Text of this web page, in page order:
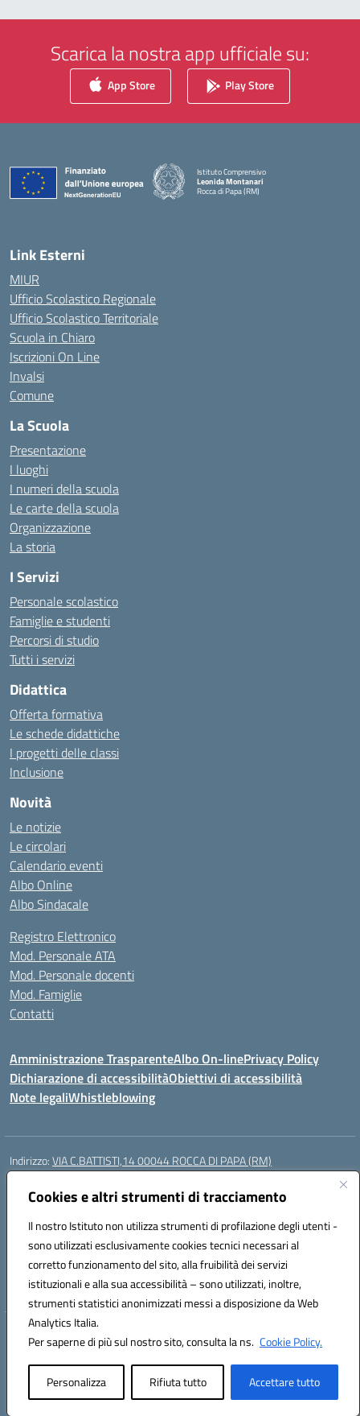
Cookies e altri strumenti di tracciamento
Il nostro Istituto non utilizza strumenti di profilazione degli utenti -
sono utilizzati esclusivamente cookies tecnici necessari al
corretto funzionamento del sito, alla fruibilità dei servizi
istituzionali e alla sua accessibilità – sono utilizzati, inoltre,
strumenti statistici anonimizzati messi a disposizione da Web
Analytics Italia.
Per saperne di più sul nostro sito, consulta la ns. Cookie Policy.
Personalizza Rifiuta tutto Accettare tutto
Scarica la nostra app ufficiale su:
App Store Play Store
Istituto Comprensivo
Leonida Montanari
Rocca di Papa (RM)
— Visita la pagina iniziale della scuola
Link Esterni
MIUR
Ufficio Scolastico Regionale
Ufficio Scolastico Territoriale
Scuola in Chiaro
Iscrizioni On Line
Invalsi
Comune
La Scuola
Presentazione
I luoghi
I numeri della scuola
Le carte della scuola
Organizzazione
La storia
I Servizi
Personale scolastico
Famiglie e studenti
Percorsi di studio
Tutti i servizi
Didattica
Offerta formativa
Le schede didattiche
I progetti delle classi
Inclusione
Novità
Le notizie
Le circolari
Calendario eventi
Albo Online
Albo Sindacale
Registro Elettronico
Mod. Personale ATA
Mod. Personale docenti
Mod. Famiglie
Contatti
Amministrazione TrasparenteAlbo On-linePrivacy Policy
Dichiarazione di accessibilitàObiettivi di accessibilità
Note legaliWhistleblowing
Indirizzo:VIA C.BATTISTI,14 00044 ROCCA DI PAPA (RM)
Centralino:
Posta elettronica certificata (PEC):rmic8aq00n@pec.istruzione.it
Codice fiscale: 84002620585
Codice meccanografico:RMIC8AQ00N
Codice Indice delle Pubbliche Amministrazioni (IPA): istsc_rmic8aq00n
Codice unico di fatturazione (CUF): 7JVJUU
Hosting & Powered by 3D Solution S.r.l.
Concept & Design by Designers Italia